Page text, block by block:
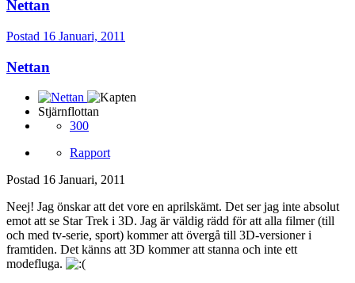
Nettan
Postad 16 Januari, 2011
Nettan
Stjärnflottan
300
Rapport
Postad 16 Januari, 2011
Neej! Jag önskar att det vore en aprilskämt. Det ser jag inte absolut
emot att se Star Trek i 3D. Jag är väldig rädd för att alla filmer (till
och med tv-serie, sport) kommer att övergå till 3D-versioner i
framtiden. Det känns att 3D kommer att stanna och inte ett
modefluga.